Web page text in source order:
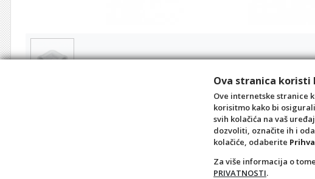
Ova stranica koristi
Ove internetske stranice
korisitmo kako bi
svih kolačića na vaš
dozvoliti, označite ih i
kolačiće, odaberite
Za više informacija o
PRIVATNOSTI.